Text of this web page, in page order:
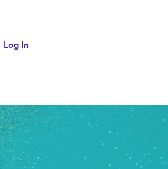
Log In